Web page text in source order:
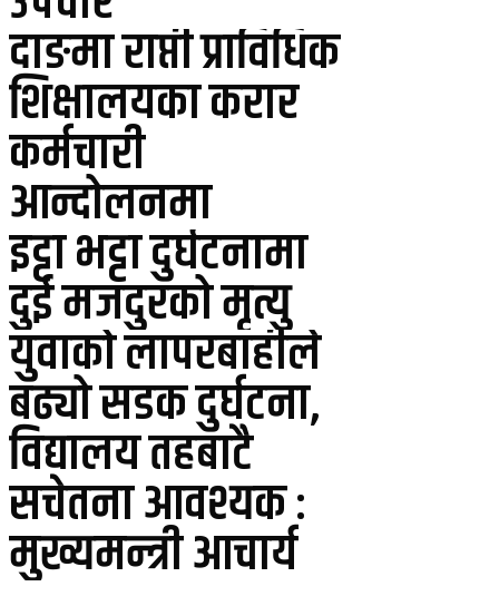
दाङमा राप्ती प्राविधिक
शिक्षालयका करार
कर्मचारी
आन्दोलनमा
इट्टा भट्टा दुर्घटनामा
दुई मजदुरको मृत्यु
युवाको लापरबाहीले
बढ्यो सडक दुर्घटना,
विद्यालय तहबाटै
सचेतना आवश्यक :
मुख्यमन्त्री आचार्य